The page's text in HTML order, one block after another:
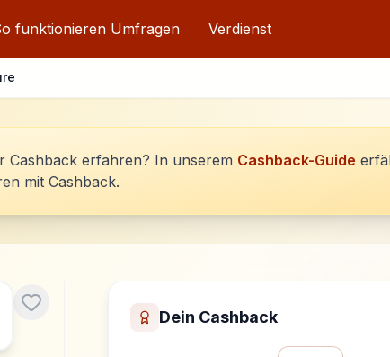
funktionieren Umfragen Verdienst
Cashback erfahren? In unserem Cashback-Guide
mit Cashback.
Dein Cashback